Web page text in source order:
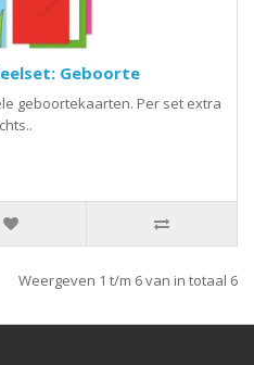
Geboorte
geboortekaarten. Per set extra
Weergeven 1 t/m 6 van in totaal 6